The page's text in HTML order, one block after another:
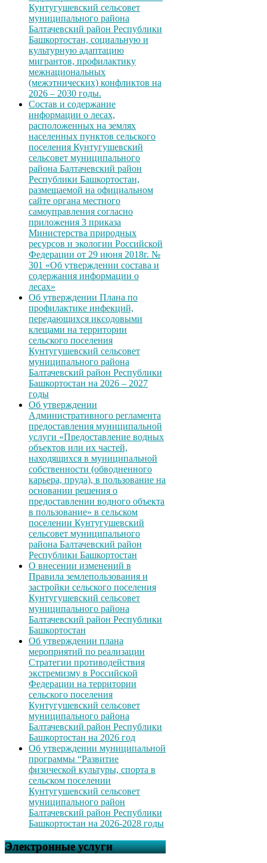
Кунтугушевский сельсовет
муниципального района
Балтачевский район Республики
Башкортостан, социальную и
культурную адаптацию
мигрантов, профилактику
межнациональных
(межэтнических) конфликтов на
2026 – 2030 годы.
Состав и содержание
информации о лесах,
расположенных на землях
населенных пунктов сельского
поселения Кунтугушевский
сельсовет муниципального
района Балтачевский район
Республики Башкортостан,
размещаемой на официальном
сайте органа местного
самоуправления согласно
приложения 3 приказа
Министерства природных
ресурсов и экологии Российской
Федерации от 29 июня 2018г. №
301 «Об утверждении состава и
содержания информации о
лесах»
Об утверждении Плана по
профилактике инфекций,
передающихся иксодовыми
клещами на территории
сельского поселения
Кунтугушевский сельсовет
муниципального района
Балтачевский район Республики
Башкортостан на 2026 – 2027
годы
Об утверждении
Административного регламента
предоставления муниципальной
услуги «Предоставление водных
объектов или их частей,
находящихся в муниципальной
собственности (обводненного
карьера, пруда), в пользование на
основании решения о
предоставлении водного объекта
в пользование» в сельском
поселении Кунтугушевский
сельсовет муниципального
района Балтачевский район
Республики Башкортостан
О внесении изменений в
Правила землепользования и
застройки сельского поселения
Кунтугушевский сельсовет
муниципального района
Балтачевский район Республики
Башкортостан
Об утверждении плана
мероприятий по реализации
Стратегии противодействия
экстремизму в Российской
Федерации на территории
сельского поселения
Кунтугушевский сельсовет
муниципального района
Балтачевский район Республики
Башкортостан на 2026 год
Об утверждении муниципальной
программы “Развитие
физической культуры, спорта в
сельском поселении
Кунтугушевский сельсовет
муниципального район
Балтачевский район Республики
Башкортостан на 2026-2028 годы
Электронные услуги